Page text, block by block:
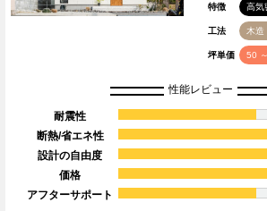
特徴 高気
工法 木造
坪単価 50
性能レビュー
耐震性
断熱/省エネ性
設計の自由度
価格
アフターサポート